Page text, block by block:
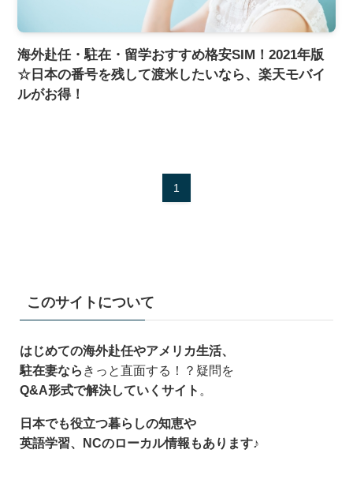
海外赴任・駐在・留学おすすめ格安SIM！2021年版
☆日本の番号を残して渡米したいなら、楽天モバイ
ルがお得！
1
このサイトについて
はじめての海外赴任やアメリカ生活、
駐在妻なら きっと直面する！？疑問を
Q&A形式で解決していくサイト 。
日本でも役立つ暮らしの知恵や
英語学習、NCのローカル情報もあります♪